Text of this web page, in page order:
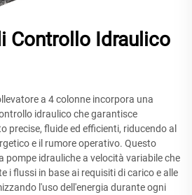
Controllo Idraulico
a 4 colonne incorpora una
idraulico che garantisce
precise, fluide ed efficienti, riducendo al
e il rumore operativo. Questo
idrauliche a velocità variabile che
i flussi in base ai requisiti di carico e alle
l'uso dell'energia durante ogni